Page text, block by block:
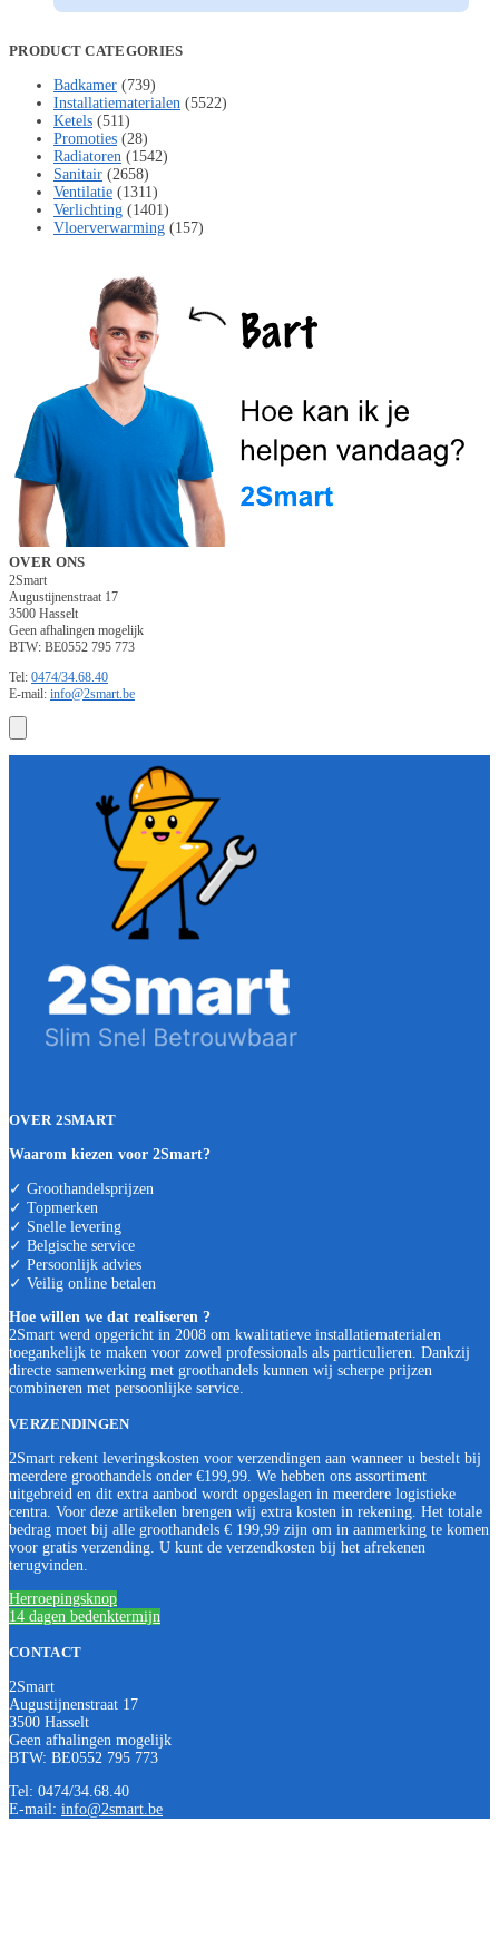
PRODUCT CATEGORIES
Badkamer (739)
Installatiematerialen (5522)
Ketels (511)
Promoties (28)
Radiatoren (1542)
Sanitair (2658)
Ventilatie (1311)
Verlichting (1401)
Vloerverwarming (157)
OVER ONS
2Smart
Augustijnenstraat 17
3500 Hasselt
Geen afhalingen mogelijk
BTW: BE0552 795 773
Tel: 0474/34.68.40
E-mail: info@2smart.be
OVER 2SMART
Waarom kiezen voor 2Smart?
✓ Groothandelsprijzen
✓ Topmerken
✓ Snelle levering
✓ Belgische service
✓ Persoonlijk advies
✓ Veilig online betalen
Hoe willen we dat realiseren ?
2Smart werd opgericht in 2008 om kwalitatieve installatiematerialen
toegankelijk te maken voor zowel professionals als particulieren. Dankzij
directe samenwerking met groothandels kunnen wij scherpe prijzen
combineren met persoonlijke service.
VERZENDINGEN
2Smart rekent leveringskosten voor verzendingen aan wanneer u bestelt bij
meerdere groothandels onder €199,99. We hebben ons assortiment
uitgebreid en dit extra aanbod wordt opgeslagen in meerdere logistieke
centra. Voor deze artikelen brengen wij extra kosten in rekening. Het totale
bedrag moet bij alle groothandels € 199,99 zijn om in aanmerking te komen
voor gratis verzending. U kunt de verzendkosten bij het afrekenen
terugvinden.
Herroepingsknop
14 dagen bedenktermijn
CONTACT
2Smart
Augustijnenstraat 17
3500 Hasselt
Geen afhalingen mogelijk
BTW: BE0552 795 773
Tel: 0474/34.68.40
E-mail: info@2smart.be